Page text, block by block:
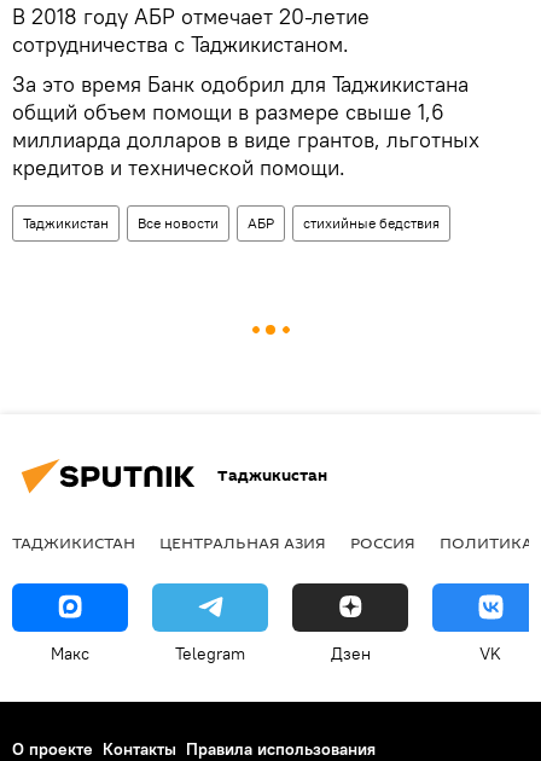
В 2018 году АБР отмечает 20-летие
сотрудничества с Таджикистаном.
За это время Банк одобрил для Таджикистана
общий объем помощи в размере свыше 1,6
миллиарда долларов в виде грантов, льготных
кредитов и технической помощи.
Таджикистан Все новости АБР стихийные бедствия
Таджикистан
ТАДЖИКИСТАН ЦЕНТРАЛЬНАЯ АЗИЯ РОССИЯ ПОЛИТИКА
Макс Telegram Дзен VK
О проекте Контакты Правила использования